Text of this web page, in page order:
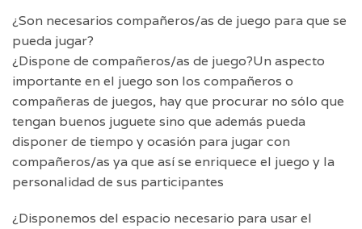
¿Son necesarios compañeros/as de juego para que se
pueda jugar?
¿Dispone de compañeros/as de juego?Un aspecto
importante en el juego son los compañeros o
compañeras de juegos, hay que procurar no sólo que
tengan buenos juguete sino que además pueda
disponer de tiempo y ocasión para jugar con
compañeros/as ya que así se enriquece el juego y la
personalidad de sus participantes
¿Disponemos del espacio necesario para usar el